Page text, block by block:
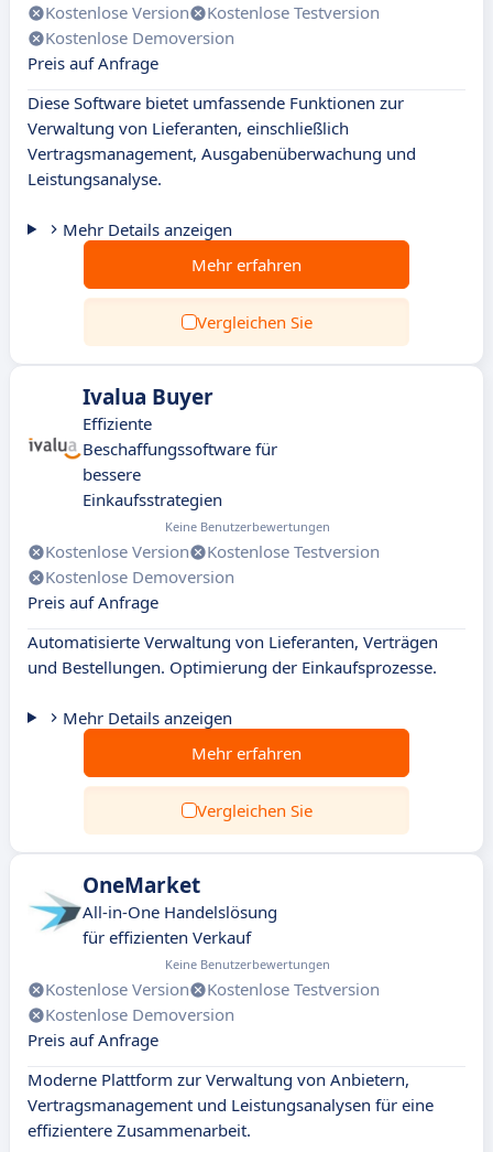
Kostenlose Version
Kostenlose Testversion
Kostenlose Demoversion
Preis auf Anfrage
Diese Software bietet umfassende Funktionen zur
Verwaltung von Lieferanten, einschließlich
Vertragsmanagement, Ausgabenüberwachung und
Leistungsanalyse.
Mehr Details anzeigen
Mehr erfahren
Vergleichen Sie
Ivalua Buyer
Effiziente
Beschaffungssoftware für
bessere
Einkaufsstrategien
Keine Benutzerbewertungen
Kostenlose Version
Kostenlose Testversion
Kostenlose Demoversion
Preis auf Anfrage
Automatisierte Verwaltung von Lieferanten, Verträgen
und Bestellungen. Optimierung der Einkaufsprozesse.
Mehr Details anzeigen
Mehr erfahren
Vergleichen Sie
OneMarket
All-in-One Handelslösung
für effizienten Verkauf
Keine Benutzerbewertungen
Kostenlose Version
Kostenlose Testversion
Kostenlose Demoversion
Preis auf Anfrage
Moderne Plattform zur Verwaltung von Anbietern,
Vertragsmanagement und Leistungsanalysen für eine
effizientere Zusammenarbeit.